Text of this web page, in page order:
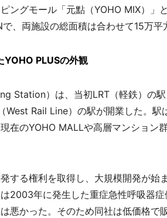
ングモール「元點（YOHO MIX）」
、両施設の総面積は合わせて15万平
YOHO PLUSの外観
Station）は、当初LRT（軽鉄）の駅
West Rail Line）の駅が開業した。駅
在のYOHO MALLや高層マンション
する権利を取得し、大規模開発が始
2003年に発生した重症急性呼吸器
悪かった。そのため同社は低価格で